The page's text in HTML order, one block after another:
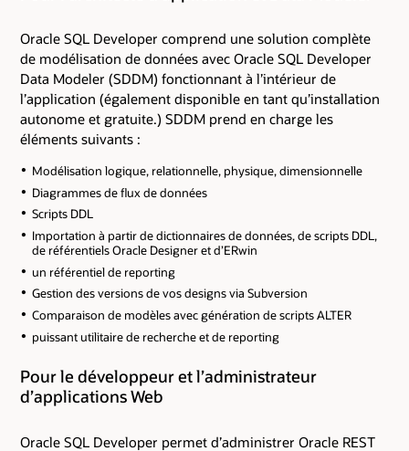
Oracle SQL Developer comprend une solution complète
de modélisation de données avec Oracle SQL Developer
Data Modeler (SDDM) fonctionnant à l’intérieur de
l’application (également disponible en tant qu’installation
autonome et gratuite.) SDDM prend en charge les
éléments suivants :
Modélisation logique, relationnelle, physique, dimensionnelle
Diagrammes de flux de données
Scripts DDL
Importation à partir de dictionnaires de données, de scripts DDL,
de référentiels Oracle Designer et d’ERwin
un référentiel de reporting
Gestion des versions de vos designs via Subversion
Comparaison de modèles avec génération de scripts ALTER
puissant utilitaire de recherche et de reporting
Pour le développeur et l’administrateur
d’applications Web
Oracle SQL Developer permet d’administrer Oracle REST